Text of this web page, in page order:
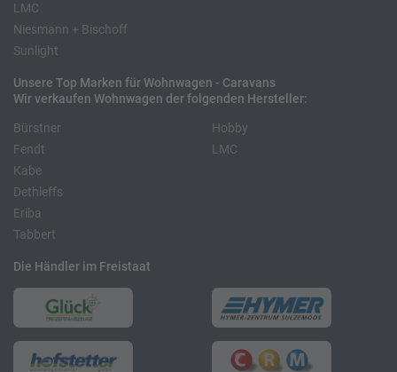
LMC
Niesmann + Bischoff
Sunlight
Unsere Top Marken für Wohnwagen - Caravans
Wir verkaufen Wohnwagen der folgenden Hersteller:
Bürstner
Fendt
Kabe
Hobby
LMC
Dethleffs
Eriba
Tabbert
Die Händler im Freistaat